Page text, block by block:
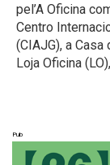
pel’A Oficina
Centro
(CIAJG), a
Loja Oficina
Pub